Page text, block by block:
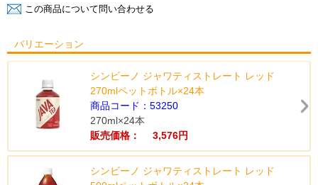
バリエーション
シンビーノ ジャワティストレート レッド
270mlペットボトル×24本
商品コード：53250
270ml×24本
販売価格： 3,576円
シンビーノ ジャワティストレート レッド